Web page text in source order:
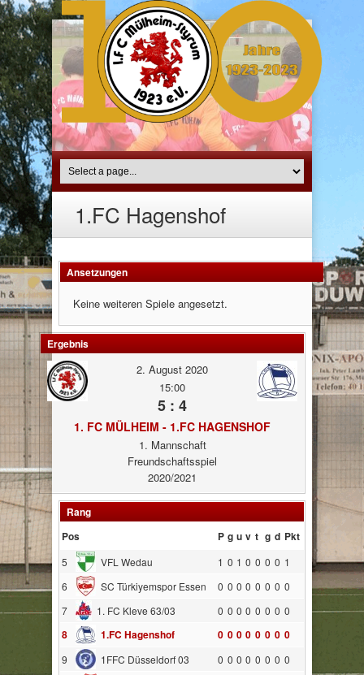
1.FC Hagenshof
Ansetzungen
Keine weiteren Spiele angesetzt.
Ergebnis
2. August 2020
15:00
5 : 4
1. FC MÜLHEIM - 1.FC HAGENSHOF
1. Mannschaft
Freundschaftsspiel
2020/2021
Rang
Pos
P g u v t g d Pkt
5 VFL Wedau 1 0 1 0 0 0 0 1
6
SC Türkiyemspor Essen 0 0 0 0 0 0 0 0
7
1. FC Kleve 63/03 0 0 0 0 0 0 0 0
8 1.FC Hagenshof 0 0 0 0 0 0 0 0
9 1FFC Düsseldorf 03 0 0 0 0 0 0 0 0